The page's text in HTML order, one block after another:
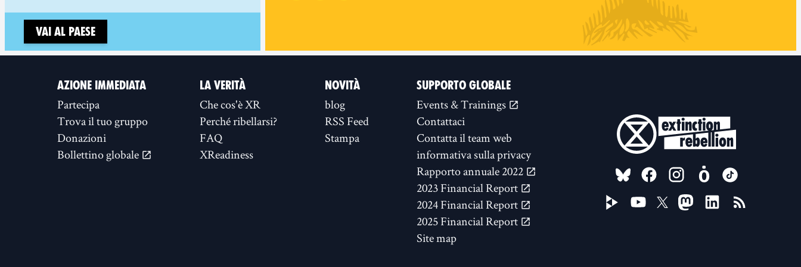
Vai al paese
AZIONE IMMEDIATA
Partecipa
Trova il tuo gruppo
Donazioni
Bollettino globale
LA VERITÀ
Che cos'è XR
Perché ribellarsi?
FAQ
XReadiness
NOVITÀ
blog
RSS Feed
Stampa
SUPPORTO GLOBALE
Events & Trainings
Contattaci
Contatta il team web
informativa sulla privacy
Rapporto annuale 2022
2023 Financial Report
2024 Financial Report
2025 Financial Report
Site map
FOLLOW US ON